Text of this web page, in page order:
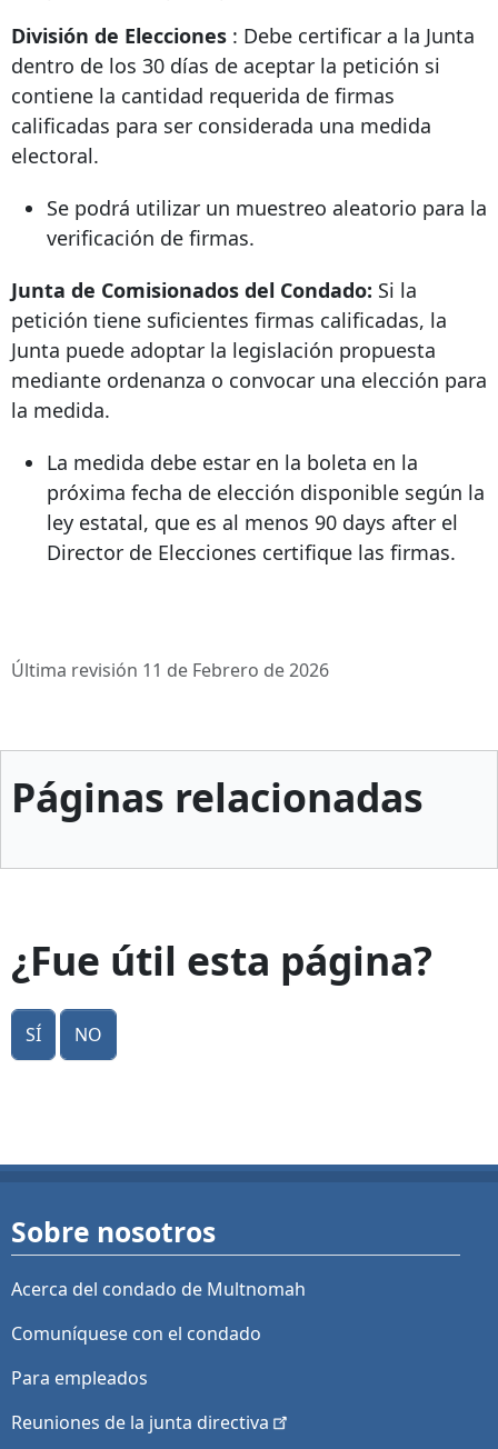
División de Elecciones : Debe certificar a la Junta
dentro de los 30 días de aceptar la petición si
contiene la cantidad requerida de firmas
calificadas para ser considerada una medida
electoral.
Se podrá utilizar un muestreo aleatorio para la
verificación de firmas.
Junta de Comisionados del Condado: Si la
petición tiene suficientes firmas calificadas, la
Junta puede adoptar la legislación propuesta
mediante ordenanza o convocar una elección para
la medida.
La medida debe estar en la boleta en la
próxima fecha de elección disponible según la
ley estatal, que es al menos 90 days after el
Director de Elecciones certifique las firmas.
Última revisión 11 de Febrero de 2026
Páginas relacionadas
¿Fue útil esta página?
Sí No
Sobre nosotros
Acerca del condado de Multnomah
Comuníquese con el condado
Para empleados
Reuniones de la junta directiva